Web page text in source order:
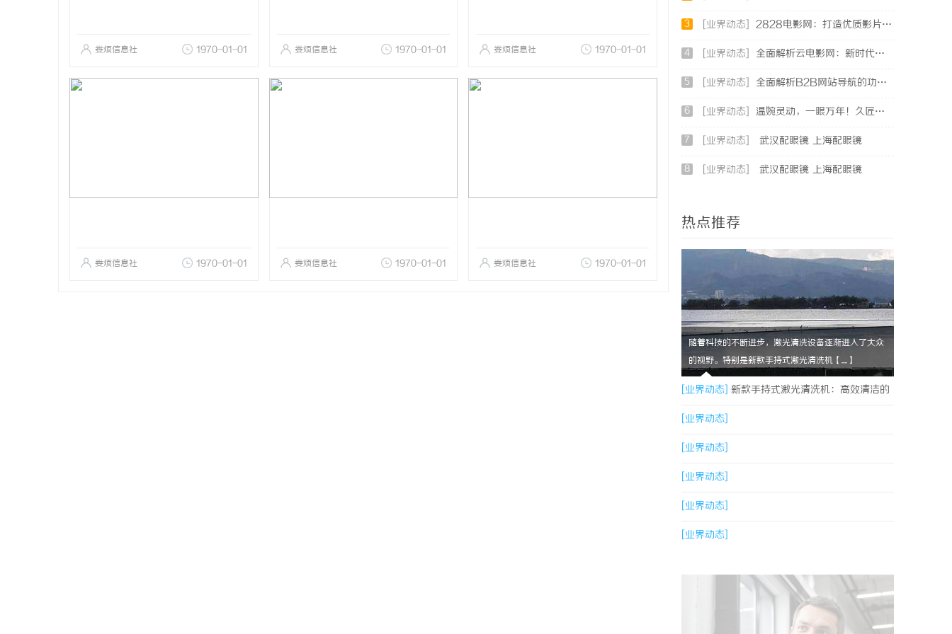
娄烦信息社 1970-01-01 娄烦信息社 1970-01-01 娄烦信息社 1970-01-01
娄烦信息社 1970-01-01 娄烦信息社 1970-01-01 娄烦信息社 1970-01-01
3 [业界动态] 2828电影网：打造优质影片在线观看体验的全新平台
4 [业界动态] 全面解析云电影网：新时代观影体验的创新平台
5 [业界动态] 全面解析B2B网站导航的功能与发展趋势
6 [业界动态] 温婉灵动，一眼万年！久匠量身定制的眉眼唇，才是你整张脸的点睛之笔！淡颜系女生的气质加分项
7 [业界动态] 武汉配眼镜 上海配眼镜
8 [业界动态] 武汉配眼镜 上海配眼镜
热点推荐
随着科技的不断进步，激光清洗设备逐渐进入了大众
的视野。特别是新款手持式激光清洗机【....】
[业界动态] 新款手持式激光清洗机：高效清洁的
新时代
[业界动态]
[业界动态]
[业界动态]
[业界动态]
[业界动态]